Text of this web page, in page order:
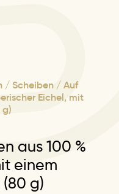
/ Scheiben / Auf
Eichel, mit
g)
aus 100 %
einem
g)